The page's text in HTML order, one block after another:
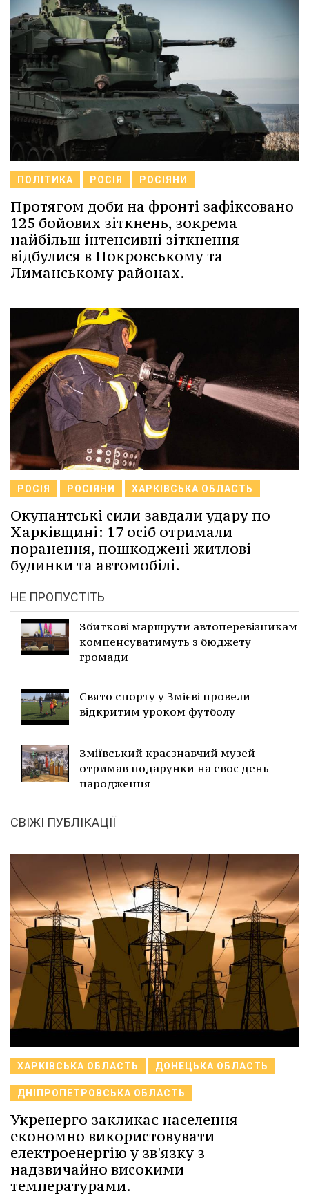
ПОЛІТИКА РОСІЯ РОСІЯНИ
Протягом доби на фронті зафіксовано
125 бойових зіткнень, зокрема
найбільш інтенсивні зіткнення
відбулися в Покровському та
Лиманському районах.
РОСІЯ РОСІЯНИ ХАРКІВСЬКА ОБЛАСТЬ
Окупантські сили завдали удару по
Харківщині: 17 осіб отримали
поранення, пошкоджені житлові
будинки та автомобілі.
НЕ ПРОПУСТІТЬ
Збиткові маршрути автоперевізникам
компенсуватимуть з бюджету
громади
Свято спорту у Змієві провели
відкритим уроком футболу
Зміївський краєзнавчий музей
отримав подарунки на своє день
народження
СВІЖІ ПУБЛІКАЦІЇ
ХАРКІВСЬКА ОБЛАСТЬ ДОНЕЦЬКА ОБЛАСТЬ
ДНІПРОПЕТРОВСЬКА ОБЛАСТЬ
Укренерго закликає населення
економно використовувати
електроенергію у зв'язку з
надзвичайно високими
температурами.